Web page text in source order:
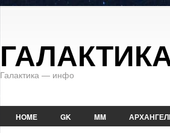
Галактика — инфо
HOME GK MM